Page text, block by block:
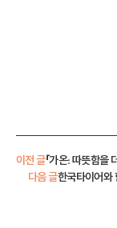
이전 글
한국타이어와
다음 글